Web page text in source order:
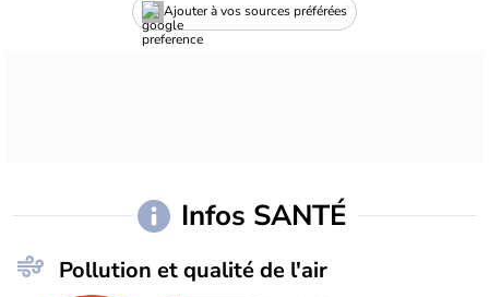
Ajouter à vos sources préférées
Infos SANTÉ
Pollution et qualité de l'air